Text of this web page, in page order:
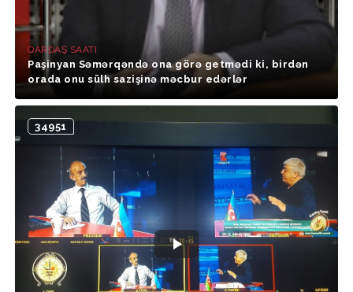
QARDAŞ SAATI
Paşinyan Səmərqəndə ona görə getmədi ki, birdən
orada onu sülh sazişinə məcbur edərlər
34951